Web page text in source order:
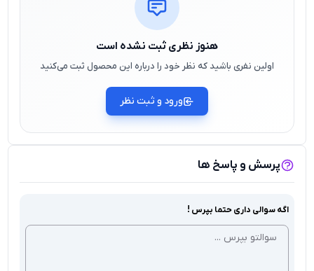
هنوز نظری ثبت نشده است
اولین نفری باشید که نظر خود را درباره این محصول ثبت می‌کنید
ورود و ثبت نظر
پرسش و پاسخ ها
اگه سوالی داری حتما بپرس !